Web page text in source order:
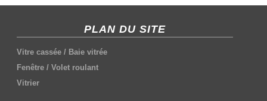
PLAN DU SITE
Vitre cassée / Baie vitrée
Fenêtre /Volet roulant
Vitrier